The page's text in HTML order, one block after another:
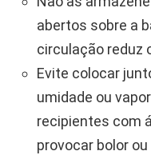
abertos sobre a
circulação reduz
Evite colocar
umidade ou
recipientes com
provocar bolor